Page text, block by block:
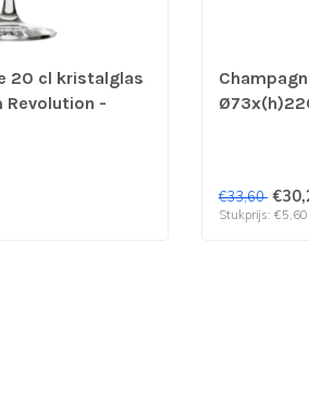
20 cl kristalglas
Revolution -
€33,60
Stukprijs: